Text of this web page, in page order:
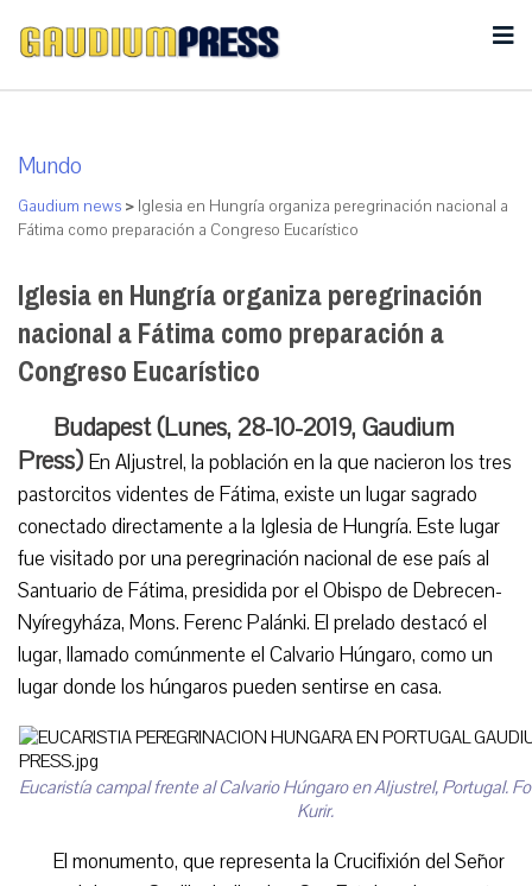
Mundo
Gaudium news > Iglesia en Hungría organiza peregrinación nacional a
Fátima como preparación a Congreso Eucarístico
Iglesia en Hungría organiza peregrinación
nacional a Fátima como preparación a
Congreso Eucarístico
Budapest (Lunes, 28-10-2019, Gaudium
Press) En Aljustrel, la población en la que nacieron los tres
pastorcitos videntes de Fátima, existe un lugar sagrado
conectado directamente a la Iglesia de Hungría. Este lugar
fue visitado por una peregrinación nacional de ese país al
Santuario de Fátima, presidida por el Obispo de Debrecen-
Nyíregyháza, Mons. Ferenc Palánki. El prelado destacó el
lugar, llamado comúnmente el Calvario Húngaro, como un
lugar donde los húngaros pueden sentirse en casa.
Eucaristía campal frente al Calvario Húngaro en Aljustrel, Portugal.
Kurir.
El monumento, que representa la Crucifixión del Señor